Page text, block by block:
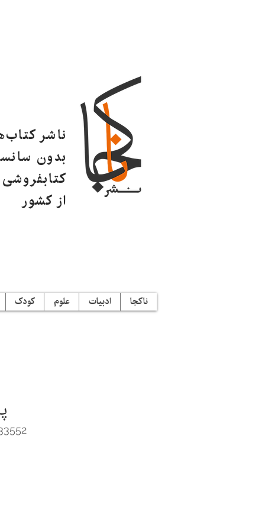
ناشر
بدون
از کشور
ناکجا ادبیات علوم کودک